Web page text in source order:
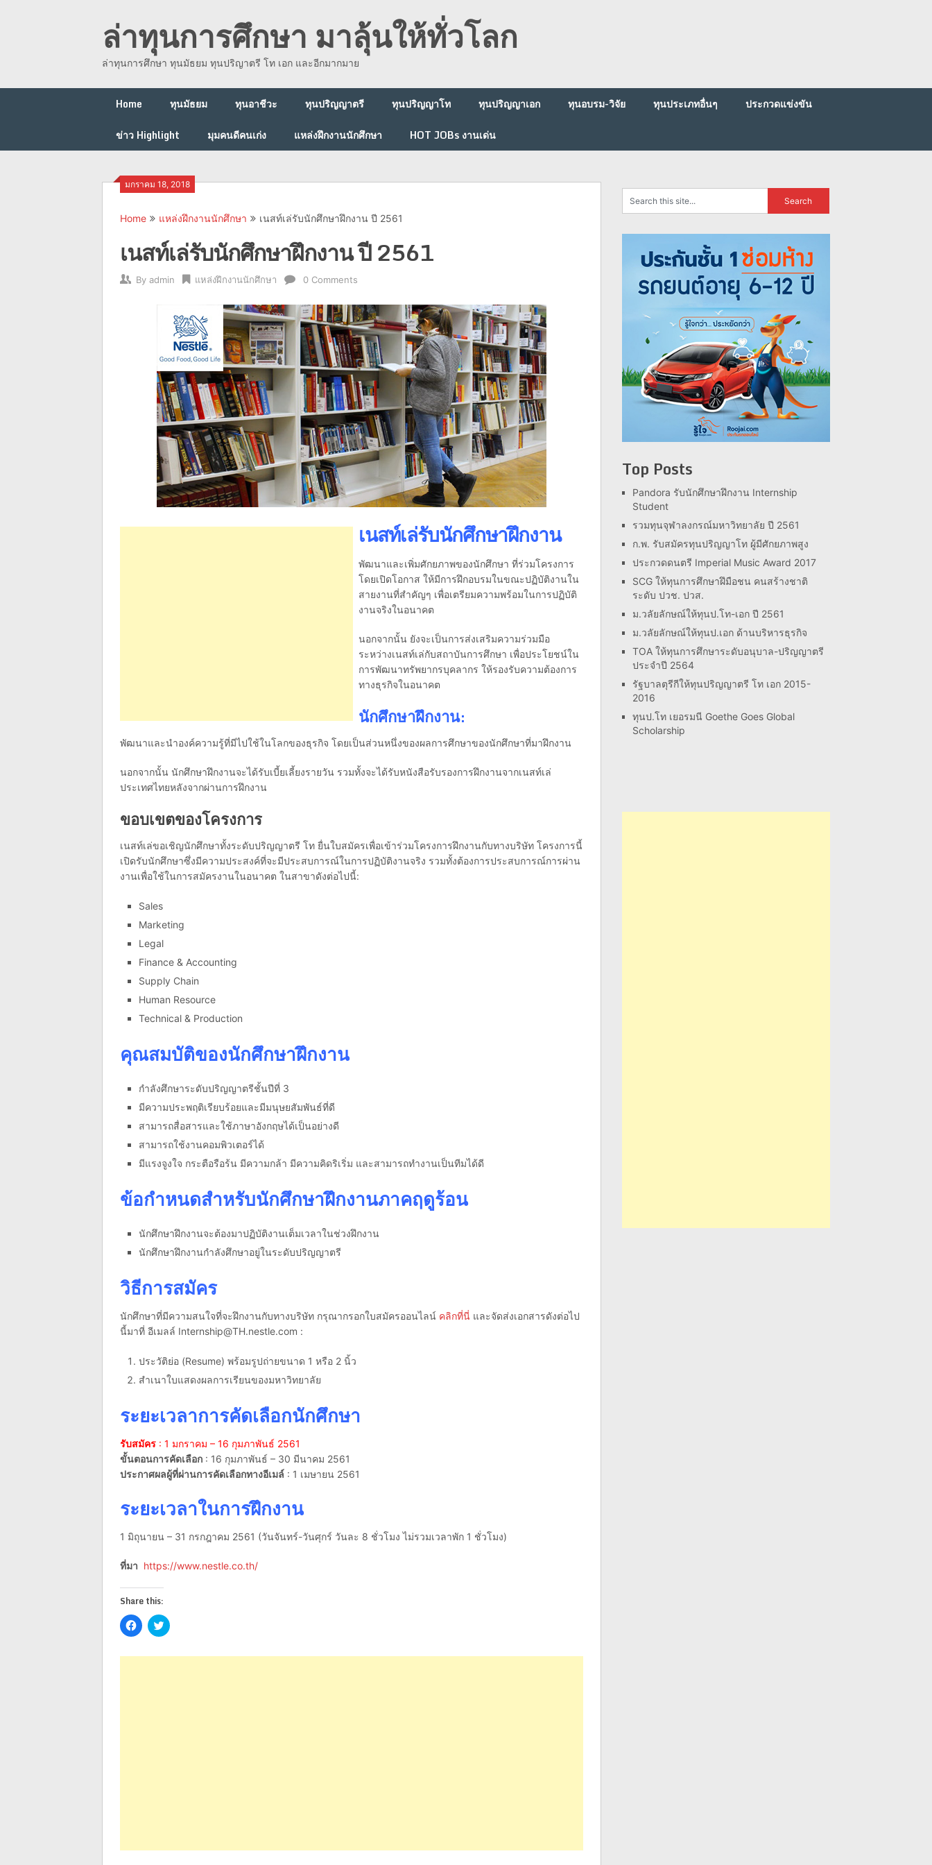
ล่าทุนการศึกษา มาลุ้นให้ทั่วโลก
ล่าทุนการศึกษา ทุนมัธยม ทุนปริญาตรี โท เอก และอีกมากมาย
Home ทุนมัธยม ทุนอาชีวะ ทุนปริญญาตรี ทุนปริญญาโท ทุนปริญญาเอก ทุนอบรม-วิจัย ทุนประเภทอื่นๆ
ประกวดแข่งขัน
ข่าว Highlight
มุมคนดีคนเก่ง แหล่งฝึกงานนักศึกษา HOT JOBs งานเด่น
มกราคม 18, 2018
Home แหล่งฝึกงานนักศึกษา เนสท์เล่รับนักศึกษาฝึกงาน ปี 2561
เนสท์เล่รับนักศึกษาฝึกงาน ปี 2561
By admin แหล่งฝึกงานนักศึกษา 0 Comments
เนสท์เล่รับนักศึกษาฝึกงาน
พัฒนาและเพิ่มศักยภาพของนักศึกษา ที่ร่วมโครงการ
โดยเปิดโอกาส ให้มีการฝึกอบรมในขณะปฏิบัติงานใน
สายงานที่สำคัญๆ เพื่อเตรียมความพร้อมในการปฏิบัติ
งานจริงในอนาคต
นอกจากนั้น ยังจะเป็นการส่งเสริมความร่วมมือ
ระหว่างเนสท์เล่กับสถาบันการศึกษา เพื่อประโยชน์ใน
การพัฒนาทรัพยากรบุคลากร ให้รองรับความต้องการ
ทางธุรกิจในอนาคต
นักศึกษาฝึกงาน:
พัฒนาและนำองค์ความรู้ที่มีไปใช้ในโลกของธุรกิจ โดยเป็นส่วนหนึ่งของผลการศึกษาของนักศึกษาที่มาฝึกงาน
นอกจากนั้น นักศึกษาฝึกงานจะได้รับเบี้ยเลี้ยงรายวัน รวมทั้งจะได้รับหนังสือรับรองการฝึกงานจากเนสท์เล่
ประเทศไทยหลังจากผ่านการฝึกงาน
ขอบเขตของโครงการ
เนสท์เล่ขอเชิญนักศึกษาทั้งระดับปริญญาตรี โท ยื่นใบสมัครเพื่อเข้าร่วมโครงการฝึกงานกับทางบริษัท โครงการนี้
เปิดรับนักศึกษาซึ่งมีความประสงค์ที่จะมีประสบการณ์ในการปฏิบัติงานจริง รวมทั้งต้องการประสบการณ์การผ่าน
งานเพื่อใช้ในการสมัครงานในอนาคต ในสาขาดังต่อไปนี้:
Sales
Marketing
Legal
Finance & Accounting
Supply Chain
Human Resource
Technical & Production
คุณสมบัติของนักศึกษาฝึกงาน
กำลังศึกษาระดับปริญญาตรีชั้นปีที่ 3
มีความประพฤติเรียบร้อยและมีมนุษยสัมพันธ์ที่ดี
สามารถสื่อสารและใช้ภาษาอังกฤษได้เป็นอย่างดี
สามารถใช้งานคอมพิวเตอร์ได้
มีแรงจูงใจ กระตือรือร้น มีความกล้า มีความคิดริเริ่ม และสามารถทำงานเป็นทีมได้ดี
ข้อกำหนดสำหรับนักศึกษาฝึกงานภาคฤดูร้อน
นักศึกษาฝึกงานจะต้องมาปฏิบัติงานเต็มเวลาในช่วงฝึกงาน
นักศึกษาฝึกงานกำลังศึกษาอยู่ในระดับปริญญาตรี
วิธีการสมัคร
นักศึกษาที่มีความสนใจที่จะฝึกงานกับทางบริษัท กรุณากรอกใบสมัครออนไลน์ คลิกที่นี่ และจัดส่งเอกสารดังต่อไป
นี้มาที่ อีเมลล์ Internship@TH.nestle.com :
ประวัติย่อ (Resume) พร้อมรูปถ่ายขนาด 1 หรือ 2 นิ้ว
สำเนาใบแสดงผลการเรียนของมหาวิทยาลัย
ระยะเวลาการคัดเลือกนักศึกษา
รับสมัคร : 1 มกราคม – 16 กุมภาพันธ์ 2561
ขั้นตอนการคัดเลือก : 16 กุมภาพันธ์ – 30 มีนาคม 2561
ประกาศผลผู้ที่ผ่านการคัดเลือกทางอีเมล์ : 1 เมษายน 2561
ระยะเวลาในการฝึกงาน
1 มิถุนายน – 31 กรกฎาคม 2561 (วันจันทร์-วันศุกร์ วันละ 8 ชั่วโมง ไม่รวมเวลาพัก 1 ชั่วโมง)
ที่มา https://www.nestle.co.th/
Share this:
Click
to
Facebook
Click
to
Twitter
Top Posts
Pandora รับนักศึกษาฝึกงาน Internship
Student
รวมทุนจุฬาลงกรณ์มหาวิทยาลัย ปี 2561
ก.พ. รับสมัครทุนปริญญาโท ผู้มีศักยภาพสูง
ประกวดดนตรี Imperial Music Award 2017
SCG ให้ทุนการศึกษาฝึมือชน คนสร้างชาติ
ระดับ ปวช. ปวส.
ม.วลัยลักษณ์ให้ทุนป.โท-เอก ปี 2561
ม.วลัยลักษณ์ให้ทุนป.เอก ด้านบริหารธุรกิจ
TOA ให้ทุนการศึกษาระดับอนุบาล-ปริญญาตรี
ประจำปี 2564
รัฐบาลตุรีกีให้ทุนปริญญาตรี โท เอก 2015-
2016
ทุนป.โท เยอรมนี Goethe Goes Global
Scholarship